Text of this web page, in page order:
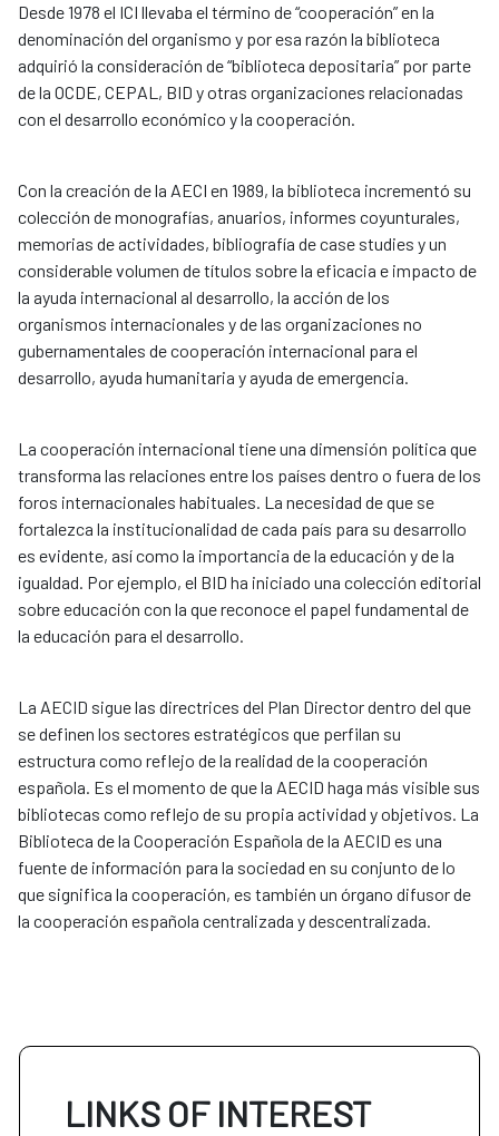
Desde 1978 el ICI llevaba el término de “cooperación” en la
denominación del organismo y por esa razón la biblioteca
adquirió la consideración de “biblioteca depositaria” por parte
de la OCDE, CEPAL, BID y otras organizaciones relacionadas
con el desarrollo económico y la cooperación.
Con la creación de la AECI en 1989, la biblioteca incrementó su
colección de monografías, anuarios, informes coyunturales,
memorias de actividades, bibliografía de case studies y un
considerable volumen de títulos sobre la eficacia e impacto de
la ayuda internacional al desarrollo, la acción de los
organismos internacionales y de las organizaciones no
gubernamentales de cooperación internacional para el
desarrollo, ayuda humanitaria y ayuda de emergencia.
La cooperación internacional tiene una dimensión política que
transforma las relaciones entre los países dentro o fuera de los
foros internacionales habituales. La necesidad de que se
fortalezca la institucionalidad de cada país para su desarrollo
es evidente, así como la importancia de la educación y de la
igualdad. Por ejemplo, el BID ha iniciado una colección editorial
sobre educación con la que reconoce el papel fundamental de
la educación para el desarrollo.
La AECID sigue las directrices del Plan Director dentro del que
se definen los sectores estratégicos que perfilan su
estructura como reflejo de la realidad de la cooperación
española. Es el momento de que la AECID haga más visible sus
bibliotecas como reflejo de su propia actividad y objetivos. La
Biblioteca de la Cooperación Española de la AECID es una
fuente de información para la sociedad en su conjunto de lo
que significa la cooperación, es también un órgano difusor de
la cooperación española centralizada y descentralizada.
LINKS OF INTEREST